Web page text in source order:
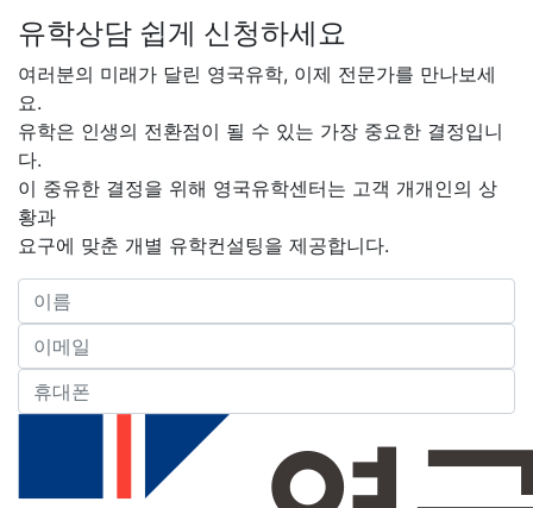
유학상담 쉽게 신청하세요
여러분의 미래가 달린 영국유학, 이제 전문가를 만나보세
요.
유학은 인생의 전환점이 될 수 있는 가장 중요한 결정입니
다.
이 중유한 결정을 위해 영국유학센터는 고객 개개인의 상
황과
요구에 맞춘 개별 유학컨설팅을 제공합니다.